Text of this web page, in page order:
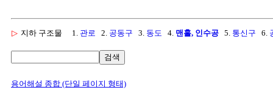
▷ 지하 구조물 1. 관로 2. 공동구 3. 동도 4. 맨홀, 인수공 5. 통신구 6.
검색
용어해설 종합 (단일 페이지 형태)